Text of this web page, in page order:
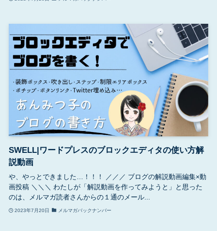
SWELL|ワードプレスのブロックエディタの使い方解
説動画
や、やっとできました…！！！ ／／／ ブログの解説動画編集×動
画投稿 ＼＼＼ わたしが「解説動画を作ってみようと」と思った
のは、メルマガ読者さんからの１通のメール...
2023年7月20日 メルマガバックナンバー